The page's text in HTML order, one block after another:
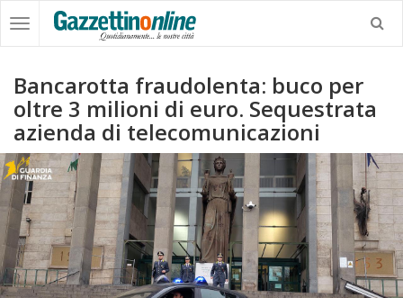
Bancarotta fraudolenta: buco per
oltre 3 milioni di euro. Sequestrata
azienda di telecomunicazioni